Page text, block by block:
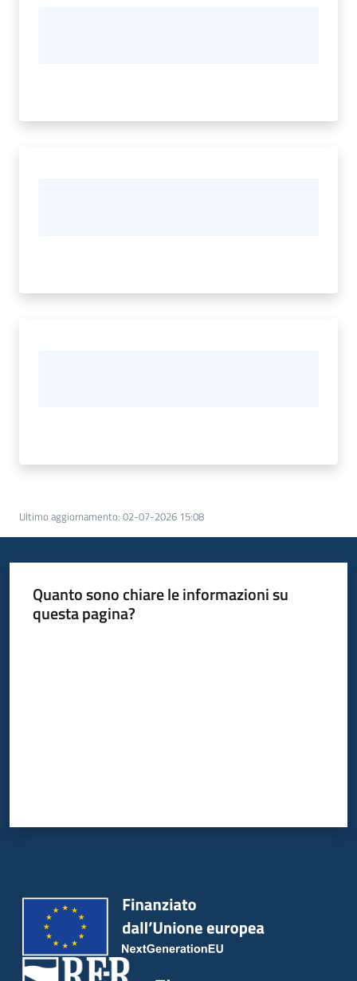
Ultimo aggiornamento: 02-07-2026 15:08
Quanto sono chiare le informazioni su
questa pagina?